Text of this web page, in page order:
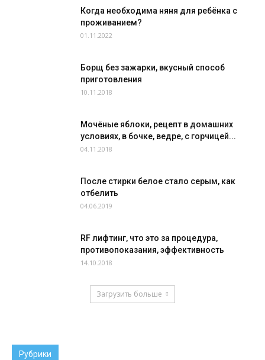
Когда необходима няня для ребёнка с
проживанием?
01.11.2022
Борщ без зажарки, вкусный способ
приготовления
10.11.2018
Мочёные яблоки, рецепт в домашних
условиях, в бочке, ведре, с горчицей...
04.11.2018
После стирки белое стало серым, как
отбелить
04.06.2019
RF лифтинг, что это за процедура,
противопоказания, эффективность
14.10.2018
Загрузить больше
Рубрики